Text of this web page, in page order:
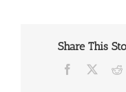
Share This
Facebook